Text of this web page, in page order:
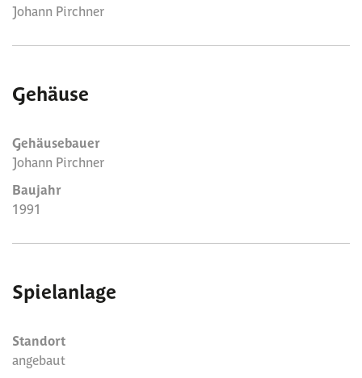
Johann Pirchner
Gehäuse
Gehäusebauer
Johann Pirchner
Baujahr
1991
Spielanlage
Standort
angebaut